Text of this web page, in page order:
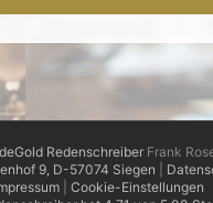
RedenschreiberFrank
9, D-57074 Siegen
| Cookie-Einstellungen